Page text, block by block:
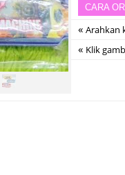
CARA
« Arahkan
« Klik